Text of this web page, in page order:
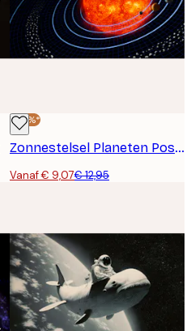
-30%*
Zonnestelsel Planeten Poster
Vanaf € 9,07€ 12,95